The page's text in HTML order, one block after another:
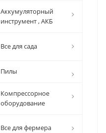
Аккумуляторный
инструмент , АКБ
Все для сада
Пилы
Компрессорное
оборудование
Все для фермера